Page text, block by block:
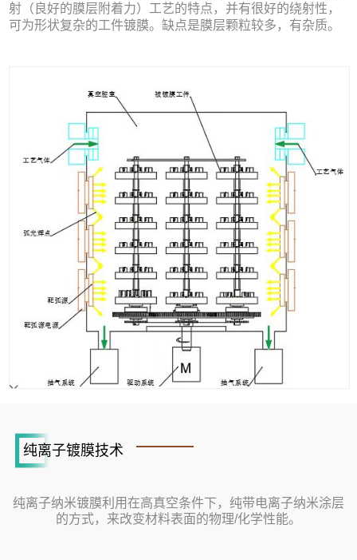
射（良好的膜层附着力）工艺的特点，并有很好的绕射性，
可为形状复杂的工件镀膜。缺点是膜层颗粒较多，有杂质。
纯离子镀膜技术
纯离子纳米镀膜利用在高真空条件下，纯带电离子纳米涂层
的方式，来改变材料表面的物理/化学性能。